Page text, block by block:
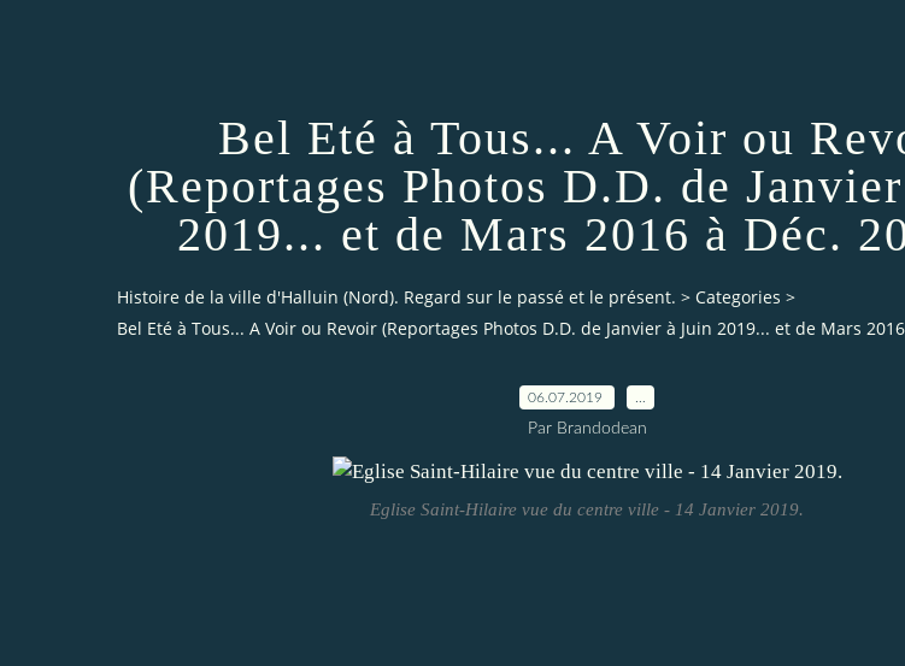
Bel Eté à Tous... A Voir ou
(Reportages Photos D.D. de
2019... et de Mars 2016 à Déc.
Histoire de la ville d'Halluin (Nord). Regard sur le passé et le présent. > Categories >
Bel Eté à Tous... A Voir ou Revoir (Reportages Photos D.D. de Janvier à Juin 2019... et de Mars
06.07.2019
Par Brandodean
Eglise Saint-Hilaire vue du centre ville - 14 Janvier 2019.